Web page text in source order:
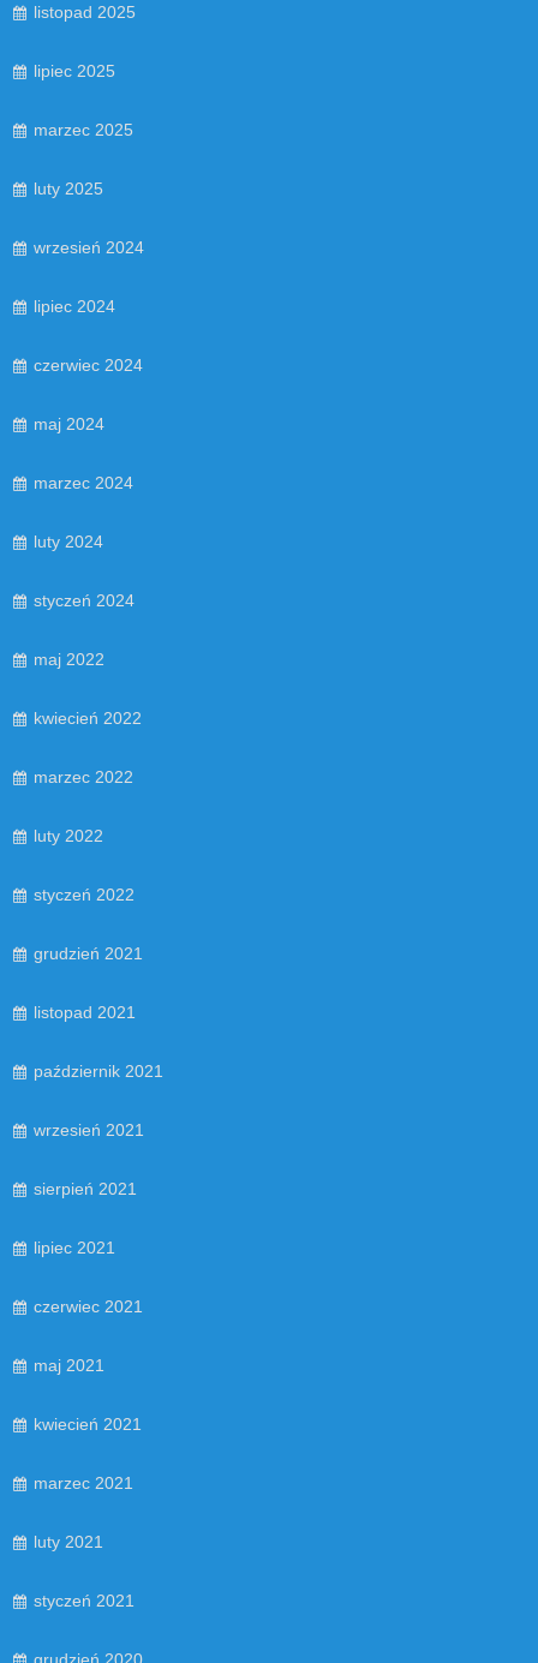
listopad 2025
lipiec 2025
marzec 2025
luty 2025
wrzesień 2024
lipiec 2024
czerwiec 2024
maj 2024
marzec 2024
luty 2024
styczeń 2024
maj 2022
kwiecień 2022
marzec 2022
luty 2022
styczeń 2022
grudzień 2021
listopad 2021
październik 2021
wrzesień 2021
sierpień 2021
lipiec 2021
czerwiec 2021
maj 2021
kwiecień 2021
marzec 2021
luty 2021
styczeń 2021
grudzień 2020